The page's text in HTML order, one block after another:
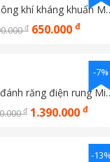
Lõi lọc không khí kháng khuẩn Mi
đ 650.000 đ
Bàn chải đánh
đ 1.390.000đ
-7%
-13%